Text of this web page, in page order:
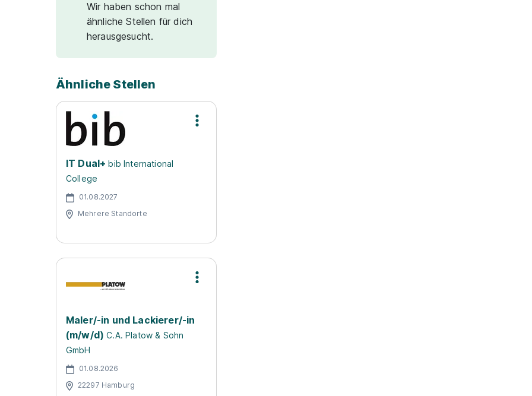
Wir haben schon mal
ähnliche Stellen für dich
herausgesucht.
Ähnliche Stellen
IT Dual+ bib International
College
01.08.2027
Mehrere Standorte
Maler/-in und Lackierer/-in
(m/w/d) C.A. Platow & Sohn
GmbH
01.08.2026
22297 Hamburg